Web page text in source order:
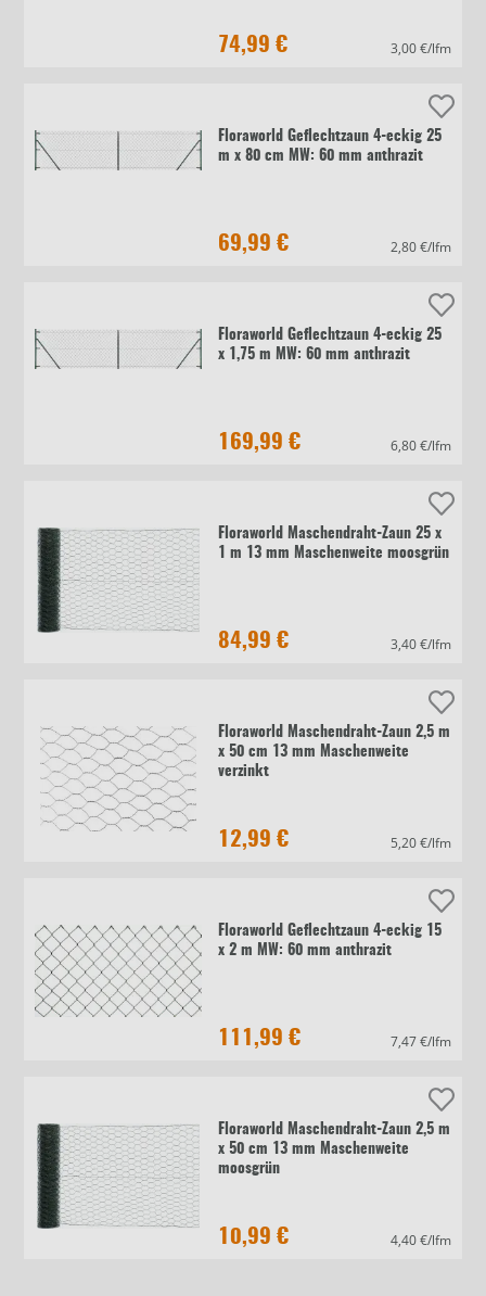
74,99 € 3,00 €/lfm
Floraworld Geflechtzaun 4-eckig 25
m x 80 cm MW: 60 mm anthrazit
69,99 € 2,80 €/lfm
Floraworld Geflechtzaun 4-eckig 25
x 1,75 m MW: 60 mm anthrazit
169,99 € 6,80 €/lfm
Floraworld Maschendraht-Zaun 25 x
1 m 13 mm Maschenweite moosgrün
84,99 € 3,40 €/lfm
Floraworld Maschendraht-Zaun 2,5 m
x 50 cm 13 mm Maschenweite
verzinkt
12,99 € 5,20 €/lfm
Floraworld Geflechtzaun 4-eckig 15
x 2 m MW: 60 mm anthrazit
111,99 € 7,47 €/lfm
Floraworld Maschendraht-Zaun 2,5 m
x 50 cm 13 mm Maschenweite
moosgrün
10,99 € 4,40 €/lfm